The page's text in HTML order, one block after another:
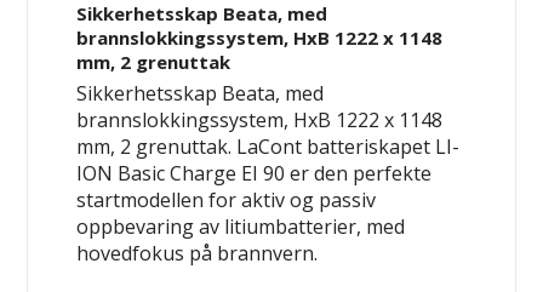
Sikkerhetsskap Beata, med
brannslokkingssystem, HxB 1222 x 1148
mm, 2 grenuttak
Sikkerhetsskap Beata, med
brannslokkingssystem, HxB 1222 x 1148
mm, 2 grenuttak. LaCont batteriskapet LI-
ION Basic Charge EI 90 er den perfekte
startmodellen foraktiv og passiv
oppbevaringav litiumbatterier, med
hovedfokus på brannvern.